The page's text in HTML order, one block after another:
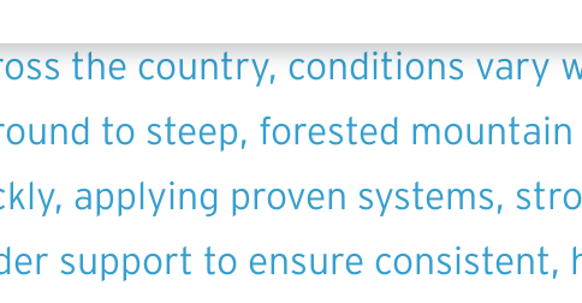
the country, conditions vary
to steep, forested
applying proven systems,
support to ensure consistent,